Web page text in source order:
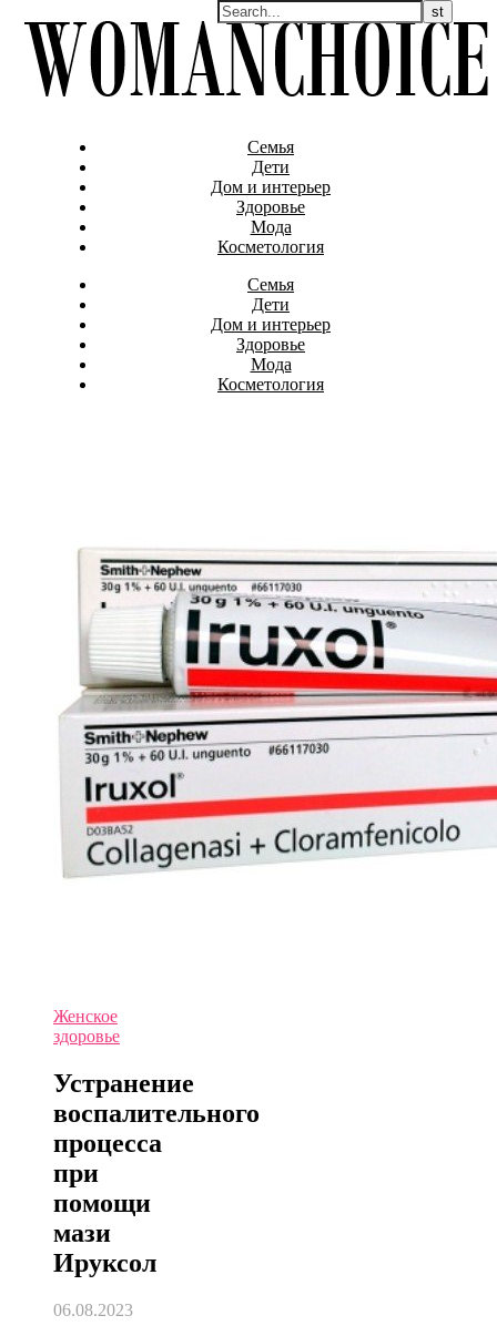
Семья
Дети
Дом и интерьер
Здоровье
Мода
Косметология
Семья
Дети
Дом и интерьер
Здоровье
Мода
Косметология
Женское
здоровье
Устранение
воспалительного
процесса
при
помощи
мази
Ируксол
06.08.2023